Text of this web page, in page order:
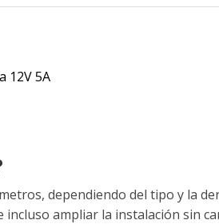
12V 5A
dependiendo del tipo y la
ampliar la instalación sin